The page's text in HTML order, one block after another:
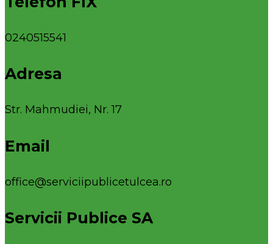
0240515541
Adresa
Str. Mahmudiei, Nr. 17
Email
office@serviciipublicetulcea.ro
Servicii Publice SA